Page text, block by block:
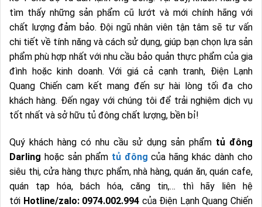
tìm thấy những sản phẩm cũ lướt và mới chính hãng với
chất lượng đảm bảo. Đội ngũ nhân viên tận tâm sẽ tư vấn
chi tiết về tính năng và cách sử dụng, giúp bạn chọn lựa sản
phẩm phù hợp nhất với nhu cầu bảo quản thực phẩm của gia
đình hoặc kinh doanh. Với giá cả cạnh tranh, Điện Lạnh
Quang Chiến cam kết mang đến sự hài lòng tối đa cho
khách hàng. Đến ngay với chúng tôi để trải nghiệm dịch vụ
tốt nhất và sở hữu tủ đông chất lượng, bền bỉ!
Quý khách hàng có nhu cầu sử dụng sản phẩm tủ đông
Darling hoặc sản phẩm tủ đông của hãng khác dành cho
siêu thị, cửa hàng thực phẩm, nhà hàng, quán ăn, quán cafe,
quán tạp hóa, bách hóa, căng tin,… thì hãy liên hệ
tới Hotline/zalo: 0974.002.994 của Điện Lạnh Quang Chiến